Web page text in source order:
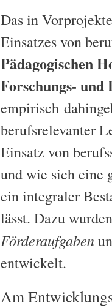
Das in
Einsatzes von
Pädagogischen
Forschungs-
empirisch
berufsrelevanter
Einsatz von
und wie sich eine
ein integraler
lässt. Dazu
Förderaufgaben
entwickelt.
Am